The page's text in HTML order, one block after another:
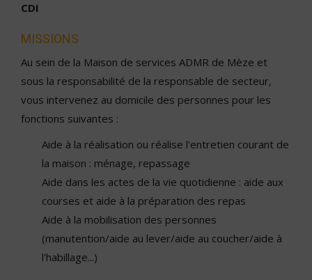
CDI
MISSIONS
Au sein de la Maison de services ADMR de Mèze et
sous la responsabilité de la responsable de secteur,
vous intervenez au domicile des personnes pour les
fonctions suivantes :
Aide à la réalisation ou réalise l'entretien courant de
la maison : ménage, repassage
Aide dans les actes de la vie quotidienne : aide aux
courses et aide à la préparation des repas
Aide à la mobilisation des personnes
(manutention/aide au lever/aide au coucher/aide à
l'habillage...)